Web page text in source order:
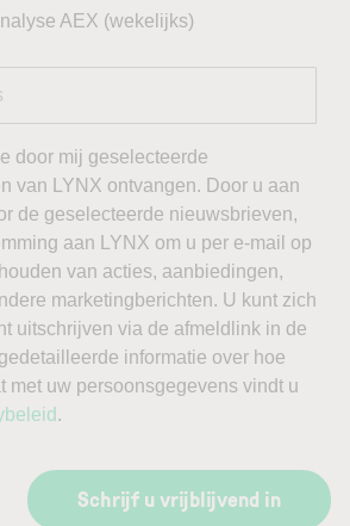
AEX (wekelijks)
door mij geselecteerde
van LYNX ontvangen. Door u aan
de geselecteerde nieuwsbrieven,
aan LYNX om u per e-mail op
van acties, aanbiedingen,
marketingberichten. U kunt zich
uitschrijven via de afmeldlink in de
informatie over hoe
met uw persoonsgegevens vindt u
.
Schrijf u vrijblijvend in